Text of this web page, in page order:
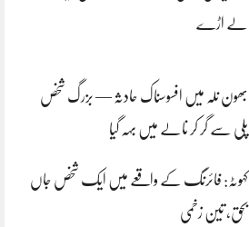
لے اڑے
بھون نلہ میں افسوسناک حادثہ — بزرگ شخص
پلی سے گر کر نالے میں بہہ گیا
کہوٹہ: فائرنگ کے واقعے میں ایک شخص جاں
بحق، تین زخمی